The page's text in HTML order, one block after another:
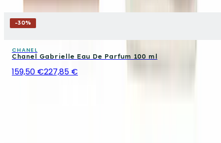
-30%
CHANEL
Chanel Gabrielle Eau De Parfum 100 ml
159,50 €227,85 €